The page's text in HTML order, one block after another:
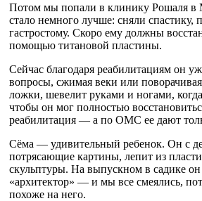
Потом мы попали в клинику Рошаля в
стало немного лучше: сняли спастику,
гастростому. Скоро ему должны
помощью титановой пластины.
Сейчас благодаря реабилитациям он
вопросы, сжимая веки или
ложки, шевелит руками и ногами,
чтобы он мог полностью
реабилитация — а по ОМС ее дают
Сёма — удивительный ребенок. Он с
потрясающие картины, лепит из
скульптуры. На выпускном в садике
«архитектор» — и мы все смеялись,
похоже на него.